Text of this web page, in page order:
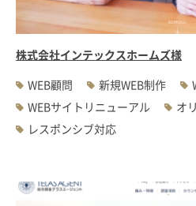
株式会社インテックスホームズ様
WEB顧問
新規WEB制作
WEBサイトリニューアル
オ
レスポンシブ対応